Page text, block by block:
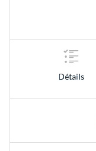
Détails